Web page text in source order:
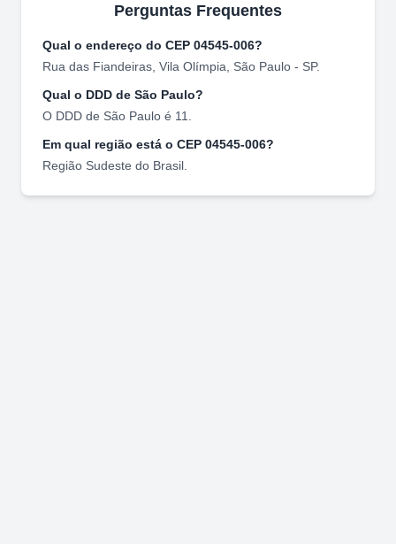
Perguntas Frequentes
Qual o endereço do CEP 04545-006?
Rua das Fiandeiras Vila Olímpia São Paulo - SP.
Qual o DDD de São Paulo?
O DDD de São Paulo é 11
Em qual região está o CEP 04545-006?
Região Sudeste do Brasil.